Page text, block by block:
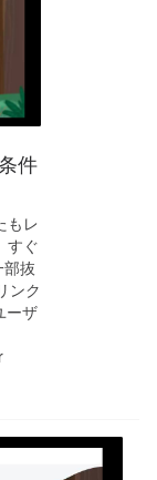
件
もレ
すぐ
抜
ンク
ーザ